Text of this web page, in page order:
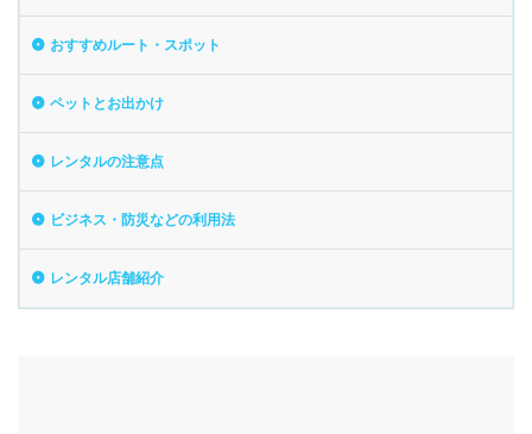
おすすめルート・スポット
ペットとお出かけ
レンタルの注意点
ビジネス・防災などの利用法
レンタル店舗紹介